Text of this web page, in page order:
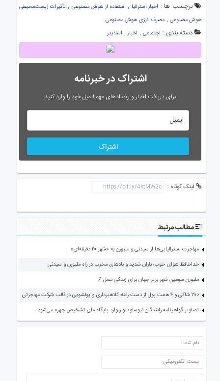
برچسب ها : اخبار استرالیا , استفاده از هوش مصنوعی , تأثیرات زیست‌محیطی
هوش مصنوعی, مصرف انرژی هوش مصنوعی
دسته بندی : اجتماعی, اخبار, اسلایدر
اشتراک در خبرنامه
برای دریافت اخبار و رخدادهای مهم ایمیل خود را وارد کنید
اشتراک
لینک کوتاه :
مطالب مرتبط
مهاجرت استرالیایی‌ها از سیدنی و ملبورن به «شهر ۲۰ دقیقه‌ای»
خداحافظ هوای خوب؛ باران شدید و بادهای مخرب در راه ملبورن و سیدنی
ملبورن سومین شهر برتر جهان برای زندگی نسل Z
۳۰۰ شاکی و ۴ همت پول از دست رفته؛ کلاهبرداری و پولشویی در قالب شرکت مهاجرتی
تصاویر گواهینامه رانندگان نیوساوت‌ولز وارد پایگاه ملی تشخیص چهره می‌شود
ارسال دیدگاه